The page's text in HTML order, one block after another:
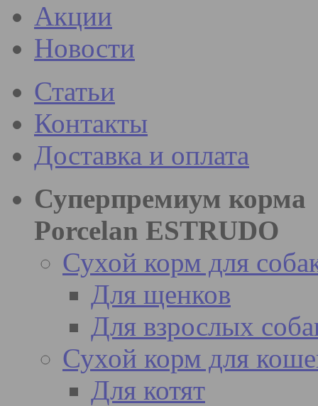
Акции
Новости
Статьи
Контакты
Доставка и оплата
Суперпремиум корма
Porcelan ESTRUDO
Сухой корм для
Для щенков
Для взрослых
Сухой корм для
Для котят